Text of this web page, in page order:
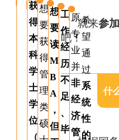
获
得
本
科
学
士
学
位
（
想
要
获
得
管
理
类
硕
想
要
读
M
B
A
，
但
工
作
经
历
不
足
、
毕
原
专
业
并
非
经
济
管
希
望
通
过
系
统
性
的
就来参
吧！
什